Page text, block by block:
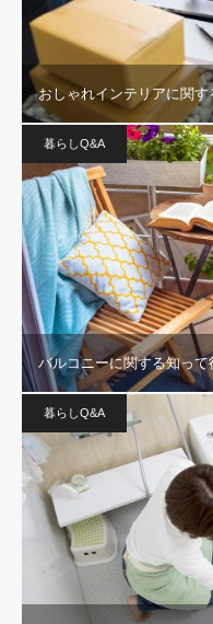
おしゃれインテリアに関
暮らしQ&A
バルコニーに関する知って
暮らしQ&A